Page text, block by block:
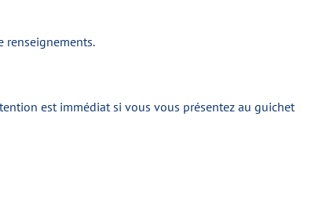
renseignements.
est immédiat si vous vous présentez au guichet